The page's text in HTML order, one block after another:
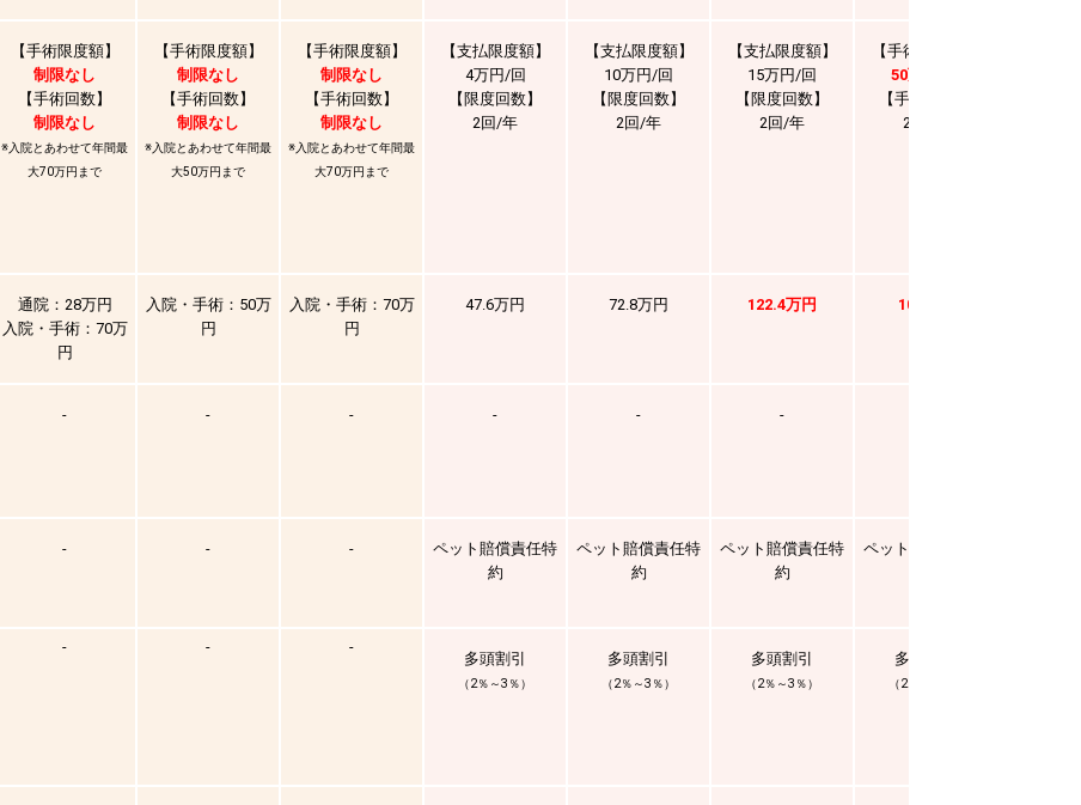
【手術限度額】
制限なし
【手術回数】
制限なし
※入院とあわせて年間最
大70万円まで
【手術限度額】
制限なし
【手術回数】
制限なし
※入院とあわせて年間最
大50万円まで
【手術限度額】
制限なし
【手術回数】
制限なし
※入院とあわせて年間最
大70万円まで
【支払限度額】
4万円/回
【限度回数】
2回/年
【支払限度額】
10万円/回
【限度回数】
2回/年
【支払限度額】
15万円/回
【限度回数】
2回/年
【手術限度額】
50万円/回
【手術回数】
2回/年
通院：28万円
入院・手術：70万
円
入院・手術：50万
円
入院・手術：70万
円
47.6万円 72.8万円 122.4万円 100万円
- - - - - -
- - -
ペット賠償責任特
約
ペット賠償責任特
約
ペット賠償責任特
約
ペット賠償責任特
- - -
多頭割引
（2％～3％）
多頭割引
（2％～3％）
多頭割引
（2％～3％）
多頭割引
（2％～3％）